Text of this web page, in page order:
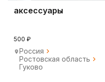
аксессуары
500 ₽
Россия
Ростовская область
Гуково